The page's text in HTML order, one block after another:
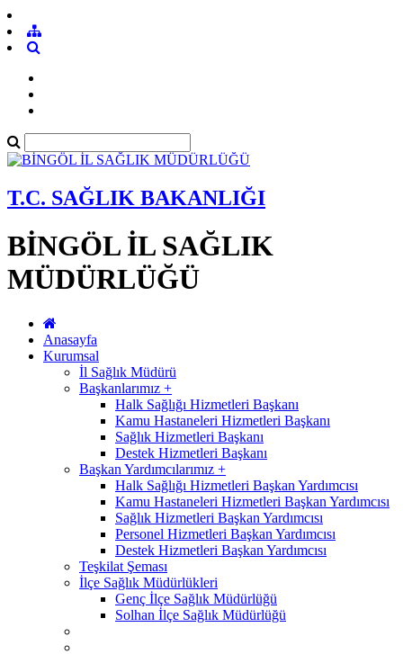
T.C. SAĞLIK BAKANLIĞI
BİNGÖL İL SAĞLIK
MÜDÜRLÜĞÜ
Anasayfa
Kurumsal
İl Sağlık Müdürü
Başkanlarımız +
Halk Sağlığı Hizmetleri Başkanı
Kamu Hastaneleri Hizmetleri Başkanı
Sağlık Hizmetleri Başkanı
Destek Hizmetleri Başkanı
Başkan Yardımcılarımız +
Halk Sağlığı Hizmetleri Başkan Yardımcısı
Kamu Hastaneleri Hizmetleri Başkan Yardımcısı
Sağlık Hizmetleri Başkan Yardımcısı
Personel Hizmetleri Başkan Yardımcısı
Destek Hizmetleri Başkan Yardımcısı
Teşkilat Şeması
İlçe Sağlık Müdürlükleri
Genç İlçe Sağlık Müdürlüğü
Solhan İlçe Sağlık Müdürlüğü